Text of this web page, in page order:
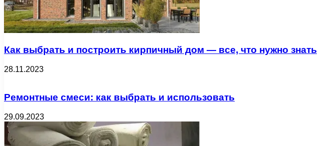
Как выбрать и построить кирпичный дом — все, что нужно знать
28.11.2023
Ремонтные смеси: как выбрать и использовать
29.09.2023